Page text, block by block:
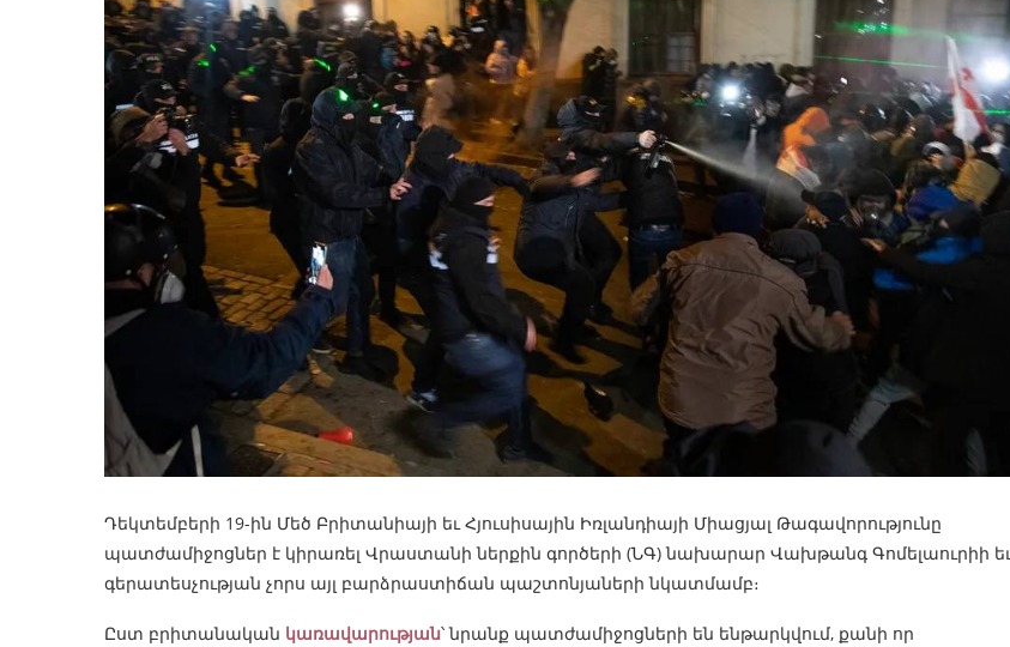
Դեկտեմբերի 19-ին Մեծ Բրիտանիայի եւ Հյուսիսային Իռլանդիայի Միացյալ Թագավորությունը
պատժամիջոցներ է կիրառել Վրաստանի ներքին գործերի (ՆԳ) նախարար Վախթանգ Գոմելաուրիի եւ
գերատեսչության չորս այլ բարձրաստիճան պաշտոնյաների նկատմամբ։
Ըստ բրիտանական կառավարության՝ նրանք պատժամիջոցների են ենթարկվում, քանի որ